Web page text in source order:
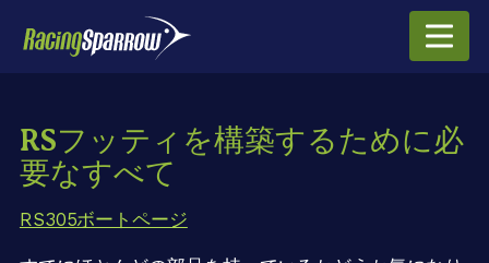
RSフッティを構築するために必
要なすべて
RS305ボートページ